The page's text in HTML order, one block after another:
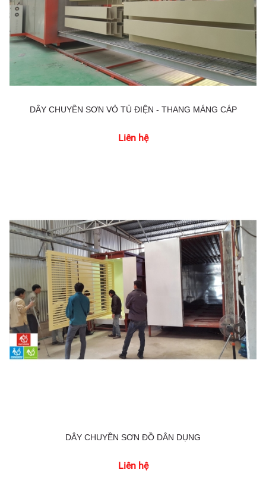
DÂY CHUYỀN SƠN VỎ TỦ ĐIỆN - THANG MÁNG CÁP
Liên hệ
DÂY CHUYỀN SƠN ĐỒ DÂN DỤNG
Liên hệ